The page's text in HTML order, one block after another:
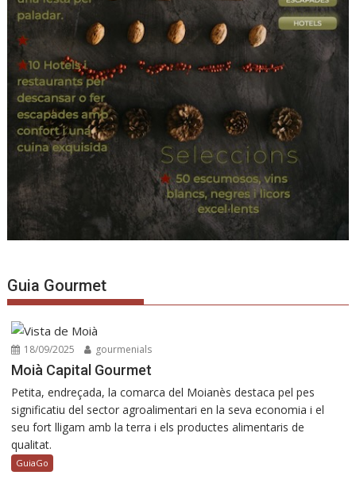
Guia Gourmet
18/09/2025 gourmenials
Moià Capital Gourmet
Petita, endreçada, la comarca del Moianès destaca pel pes
significatiu del sector agroalimentari en la seva economia i el
seu fort lligam amb la terra i els productes alimentaris de
qualitat.
GuiaGo